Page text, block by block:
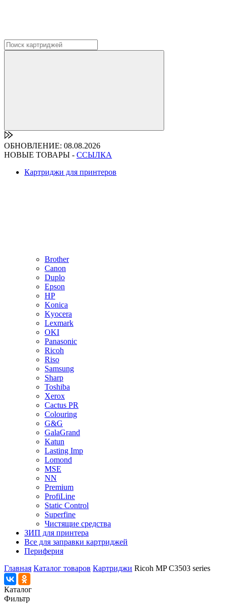
ОБНОВЛЕНИЕ: 08.08.2026
НОВЫЕ ТОВАРЫ - ССЫЛКА
Картриджи для принтеров
Brother
Canon
Duplo
Epson
HP
Konica
Kyocera
Lexmark
OKI
Panasonic
Ricoh
Riso
Samsung
Sharp
Toshiba
Xerox
Cactus PR
Colouring
G&G
GalaGrand
Katun
Lasting Imp
Lomond
MSE
NN
Premium
ProfiLine
Static Control
Superfine
Чистящие средства
ЗИП для принтера
Все для заправки картриджей
Периферия
Главная Каталог товаров Картриджи Ricoh MP C3503 series
Каталог
Фильтр